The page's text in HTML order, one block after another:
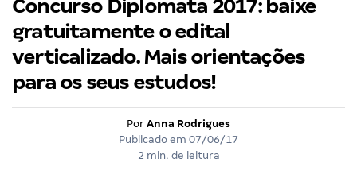
Concurso Diplomata 2017: baixe
gratuitamente o edital
verticalizado. Mais orientações
para os seus estudos!
Por Anna Rodrigues
Publicado em 07/06/17
2 min. de leitura